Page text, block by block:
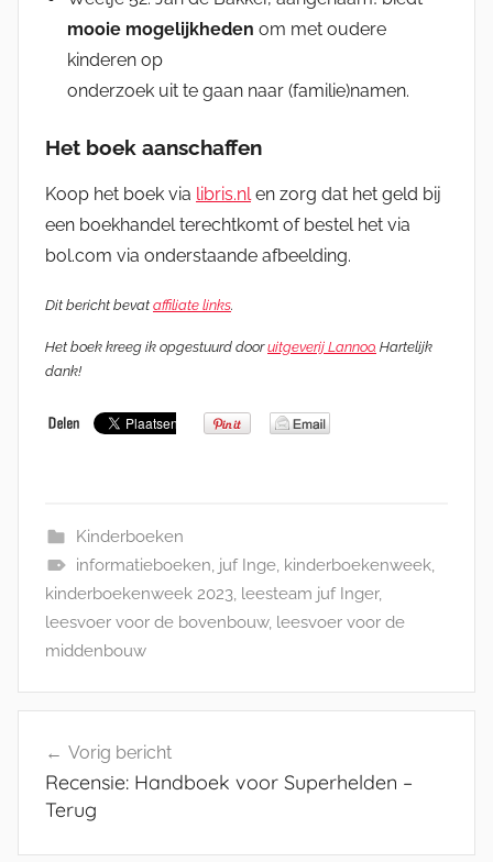
mooie mogelijkheden om met oudere
kinderen op
onderzoek uit te gaan naar (familie)namen.
Het boek aanschaffen
Koop het boek via libris.nl en zorg dat het geld bij
een boekhandel terechtkomt of bestel het via
bol.com via onderstaande afbeelding.
Dit bericht bevat affiliate links.
Het boek kreeg ik opgestuurd dooruitgeverij Lannoo. Hartelijk
dank!
Kinderboeken
informatieboeken, juf Inge, kinderboekenweek,
kinderboekenweek 2023, leesteam juf Inger,
leesvoer voor de bovenbouw, leesvoer voor de
middenbouw
navigatie
Vorig bericht
Recensie: Handboek voor Superhelden –
Terug